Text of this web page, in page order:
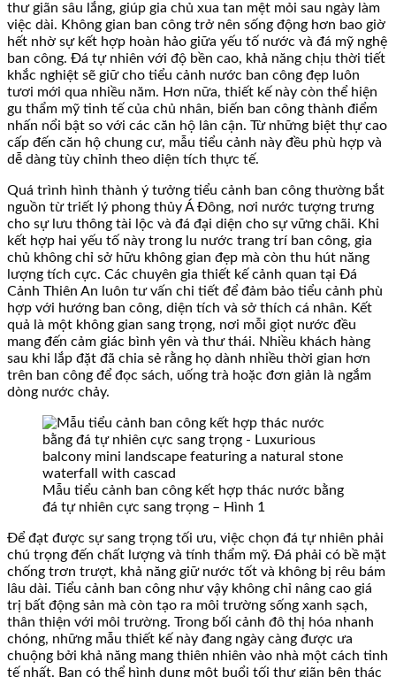
thư giãn sâu lắng, giúp gia chủ xua tan mệt mỏi sau ngày làm
việc dài. Không gian ban công trở nên sống động hơn bao giờ
hết nhờ sự kết hợp hoàn hảo giữa yếu tố nước và đá mỹ nghệ
ban công. Đá tự nhiên với độ bền cao, khả năng chịu thời tiết
khắc nghiệt sẽ giữ cho tiểu cảnh nước ban công đẹp luôn
tươi mới qua nhiều năm. Hơn nữa, thiết kế này còn thể hiện
gu thẩm mỹ tinh tế của chủ nhân, biến ban công thành điểm
nhấn nổi bật so với các căn hộ lân cận. Từ những biệt thự cao
cấp đến căn hộ chung cư, mẫu tiểu cảnh này đều phù hợp và
dễ dàng tùy chỉnh theo diện tích thực tế.
Quá trình hình thành ý tưởng tiểu cảnh ban công thường bắt
nguồn từ triết lý phong thủy Á Đông, nơi nước tượng trưng
cho sự lưu thông tài lộc và đá đại diện cho sự vững chãi. Khi
kết hợp hai yếu tố này trong lu nước trang trí ban công, gia
chủ không chỉ sở hữu không gian đẹp mà còn thu hút năng
lượng tích cực. Các chuyên gia thiết kế cảnh quan tại Đá
Cảnh Thiên An luôn tư vấn chi tiết để đảm bảo tiểu cảnh phù
hợp với hướng ban công, diện tích và sở thích cá nhân. Kết
quả là một không gian sang trọng, nơi mỗi giọt nước đều
mang đến cảm giác bình yên và thư thái. Nhiều khách hàng
sau khi lắp đặt đã chia sẻ rằng họ dành nhiều thời gian hơn
trên ban công để đọc sách, uống trà hoặc đơn giản là ngắm
dòng nước chảy.
Mẫu tiểu cảnh ban công kết hợp thác nước bằng
đá tự nhiên cực sang trọng – Hình 1
Để đạt được sự sang trọng tối ưu, việc chọn đá tự nhiên phải
chú trọng đến chất lượng và tính thẩm mỹ. Đá phải có bề mặt
chống trơn trượt, khả năng giữ nước tốt và không bị rêu bám
lâu dài. Tiểu cảnh ban công như vậy không chỉ nâng cao giá
trị bất động sản mà còn tạo ra môi trường sống xanh sạch,
thân thiện với môi trường. Trong bối cảnh đô thị hóa nhanh
chóng, những mẫu thiết kế này đang ngày càng được ưa
chuộng bởi khả năng mang thiên nhiên vào nhà một cách tinh
tế nhất. Bạn có thể hình dung một buổi tối thư giãn bên thác